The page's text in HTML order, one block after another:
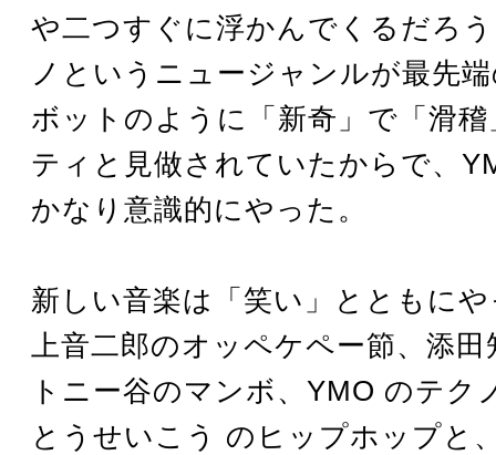
や二つすぐに浮かんでくるだろ
ノというニュージャンルが最先
ボットのように「新奇」で「滑
ティと見做されていたからで、
かなり意識的にやった。
新しい音楽は「笑い」とともに
上音二郎のオッペケペー節、添
トニー谷のマンボ、YMO のテク
とうせいこう のヒップホップと